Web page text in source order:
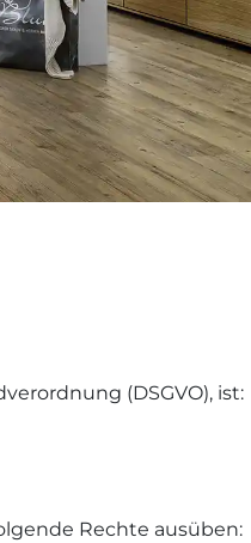
(DSGVO), ist:
Rechte ausüben: